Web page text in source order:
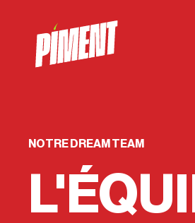
NOTRE DREAM TEAM